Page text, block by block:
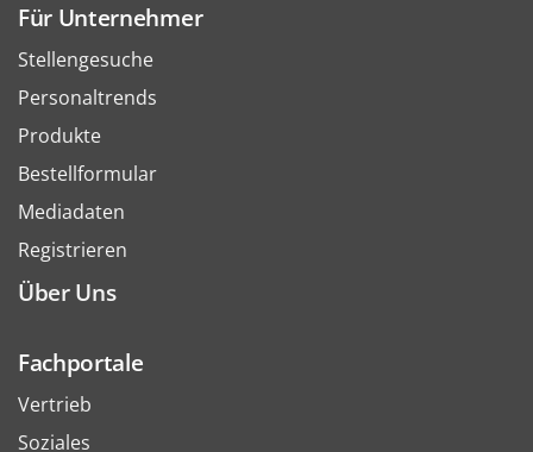
Für Unternehmer
Stellengesuche
Personaltrends
Produkte
Bestellformular
Mediadaten
Registrieren
Über Uns
Fachportale
Vertrieb
Soziales